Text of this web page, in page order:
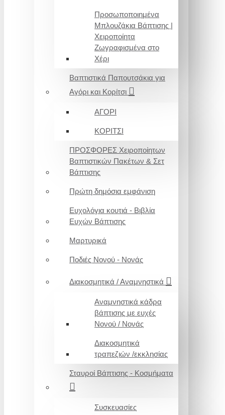
Προσωποποιημένα
Μπλουζάκια Βάπτισης |
Χειροποίητα
Ζωγραφισμένα στο
Χέρι
Βαπτιστικά Παπουτσάκια για
Αγόρι και Κορίτσι
ΑΓΟΡΙ
ΚΟΡΙΤΣΙ
ΠΡΟΣΦΟΡΕΣ Χειροποίητων
Βαπτιστικών Πακέτων & Σετ
Βάπτισης
Πρώτη δημόσια εμφάνιση
Ευχολόγια κουτιά - Βιβλία
Ευχών Βάπτισης
Μαρτυρικά
Ποδιές Νονού - Νονάς
Διακοσμητικά / Αναμνηστικά
Αναμνηστικά κάδρα
βάπτισης με ευχές
Νονού / Νονάς
Διακοσμητικά
τραπεζιών /εκκλησίας
Σταυροί Βάπτισης - Κοσμήματα
Συσκευασίες